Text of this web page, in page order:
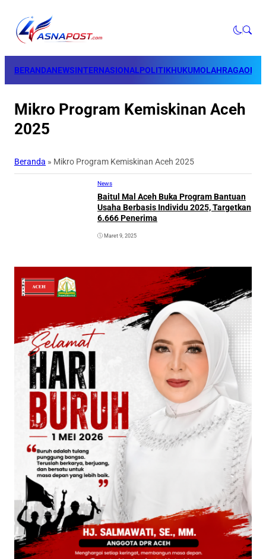
BERANDANEWSINTERNASIONALPOLITIKHUKUMOLAHRAGAOPINI
Mikro Program Kemiskinan Aceh
2025
Beranda » Mikro Program Kemiskinan Aceh 2025
News
Baitul Mal Aceh Buka Program Bantuan
Usaha Berbasis Individu 2025, Targetkan
6.666 Penerima
Maret 9, 2025